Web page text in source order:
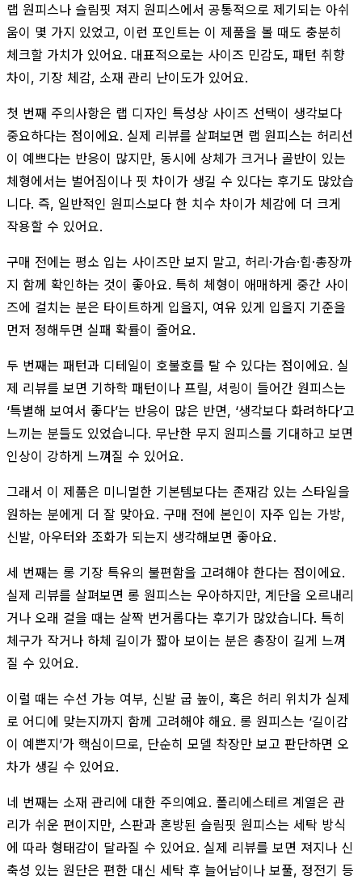
랩 원피스나 슬림핏 져지 원피스에서 공통적으로 제기되는 아쉬
움이 몇 가지 있었고, 이런 포인트는 이 제품을 볼 때도 충분히
체크할 가치가 있어요. 대표적으로는 사이즈 민감도, 패턴 취향
차이, 기장 체감, 소재 관리 난이도가 있어요.
첫 번째 주의사항은 랩 디자인 특성상 사이즈 선택이 생각보다
중요하다는 점이에요. 실제 리뷰를 살펴보면 랩 원피스는 허리선
이 예쁘다는 반응이 많지만, 동시에 상체가 크거나 골반이 있는
체형에서는 벌어짐이나 핏 차이가 생길 수 있다는 후기도 많았습
니다. 즉, 일반적인 원피스보다 한 치수 차이가 체감에 더 크게
작용할 수 있어요.
구매 전에는 평소 입는 사이즈만 보지 말고, 허리·가슴·힙·총장까
지 함께 확인하는 것이 좋아요. 특히 체형이 애매하게 중간 사이
즈에 걸치는 분은 타이트하게 입을지, 여유 있게 입을지 기준을
먼저 정해두면 실패 확률이 줄어요.
두 번째는 패턴과 디테일이 호불호를 탈 수 있다는 점이에요. 실
제 리뷰를 보면 기하학 패턴이나 프릴, 셔링이 들어간 원피스는
‘특별해 보여서 좋다’는 반응이 많은 반면, ‘생각보다 화려하다’고
느끼는 분들도 있었습니다. 무난한 무지 원피스를 기대하고 보면
인상이 강하게 느껴질 수 있어요.
그래서 이 제품은 미니멀한 기본템보다는 존재감 있는 스타일을
원하는 분에게 더 잘 맞아요. 구매 전에 본인이 자주 입는 가방,
신발, 아우터와 조화가 되는지 생각해보면 좋아요.
세 번째는 롱 기장 특유의 불편함을 고려해야 한다는 점이에요.
실제 리뷰를 살펴보면 롱 원피스는 우아하지만, 계단을 오르내리
거나 오래 걸을 때는 살짝 번거롭다는 후기가 많았습니다. 특히
체구가 작거나 하체 길이가 짧아 보이는 분은 총장이 길게 느껴
질 수 있어요.
이럴 때는 수선 가능 여부, 신발 굽 높이, 혹은 허리 위치가 실제
로 어디에 맞는지까지 함께 고려해야 해요. 롱 원피스는 ‘길이감
이 예쁜지’가 핵심이므로, 단순히 모델 착장만 보고 판단하면 오
차가 생길 수 있어요.
네 번째는 소재 관리에 대한 주의예요. 폴리에스테르 계열은 관
리가 쉬운 편이지만, 스판과 혼방된 슬림핏 원피스는 세탁 방식
에 따라 형태감이 달라질 수 있어요. 실제 리뷰를 보면 져지나 신
축성 있는 원단은 편한 대신 세탁 후 늘어남이나 보풀, 정전기 등